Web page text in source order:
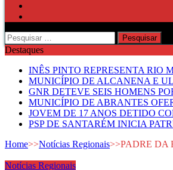
Pesquisar
por:
Destaques
INÊS PINTO REPRESENTA RIO
MUNICÍPIO DE ALCANENA E
GNR DETEVE SEIS HOMENS
MUNICÍPIO DE ABRANTES
JOVEM DE 17 ANOS DETIDO
PSP DE SANTARÉM INICIA
Home>>Notícias Regionais>>PADRE DA
Notícias Regionais